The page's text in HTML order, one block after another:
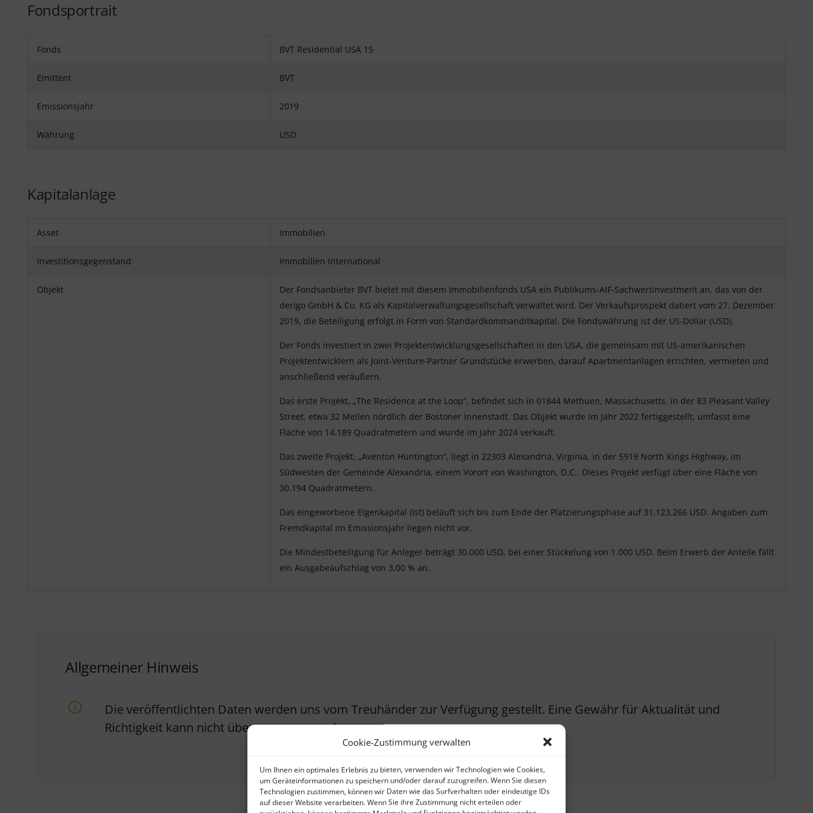
Cookie-Zustimmung verwalten
Um Ihnen ein optimales Erlebnis zu bieten, verwenden wir Technologien wie Cookies,
um Geräteinformationen zu speichern und/oder darauf zuzugreifen. Wenn Sie diesen
Technologien zustimmen, können wir Daten wie das Surfverhalten oder eindeutige IDs
auf dieser Website verarbeiten. Wenn Sie ihre Zustimmung nicht erteilen oder
Fondsportrait
Fonds BVT Residential USA 15
Emittent BVT
Emissionsjahr 2019
Währung USD
Kapitalanlage
Asset Immobilien
Investitionsgegenstand Immobilien International
Objekt
Der Fondsanbieter BVT bietet mit diesem Immobilienfonds USA ein Publikums-AIF-Sachwertinvestment an, das von der
derigo GmbH & Co. KG als Kapitalverwaltungsgesellschaft verwaltet wird. Der Verkaufsprospekt datiert vom 27. Dezember
2019, die Beteiligung erfolgt in Form von Standardkommanditkapital. Die Fondswährung ist der US-Dollar (USD).
Der Fonds investiert in zwei Projektentwicklungsgesellschaften in den USA, die gemeinsam mit US-amerikanischen
Projektentwicklern als Joint-Venture-Partner Grundstücke erwerben, darauf Apartmentanlagen errichten, vermieten und
anschließend veräußern.
Das erste Projekt, „The Residence at the Loop“, befindet sich in 01844 Methuen, Massachusetts, in der 83 Pleasant Valley
Street, etwa 32 Meilen nördlich der Bostoner Innenstadt. Das Objekt wurde im Jahr 2022 fertiggestellt, umfasst eine
Fläche von 14.189 Quadratmetern und wurde im Jahr 2024 verkauft.
Das zweite Projekt, „Aventon Huntington“, liegt in 22303 Alexandria, Virginia, in der 5919 North Kings Highway, im
Südwesten der Gemeinde Alexandria, einem Vorort von Washington, D.C.. Dieses Projekt verfügt über eine Fläche von
30.194 Quadratmetern.
Das eingeworbene Eigenkapital (Ist) beläuft sich bis zum Ende der Platzierungsphase auf 31.123.266 USD. Angaben zum
Fremdkapital im Emissionsjahr liegen nicht vor.
Die Mindestbeteiligung für Anleger beträgt 30.000 USD, bei einer Stückelung von 1.000 USD. Beim Erwerb der Anteile fällt
ein Ausgabeaufschlag von 3,00 % an.
Allgemeiner Hinweis
Die veröffentlichten Daten werden uns vom Treuhänder zur Verfügung gestellt. Eine Gewähr für Aktualität und
Richtigkeit kann nicht übernommen werden.